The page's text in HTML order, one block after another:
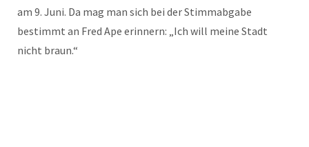
am 9. Juni. Da mag man sich bei der Stimmabgabe
bestimmt an Fred Ape erinnern: „Ich will meine Stadt
nicht braun.“